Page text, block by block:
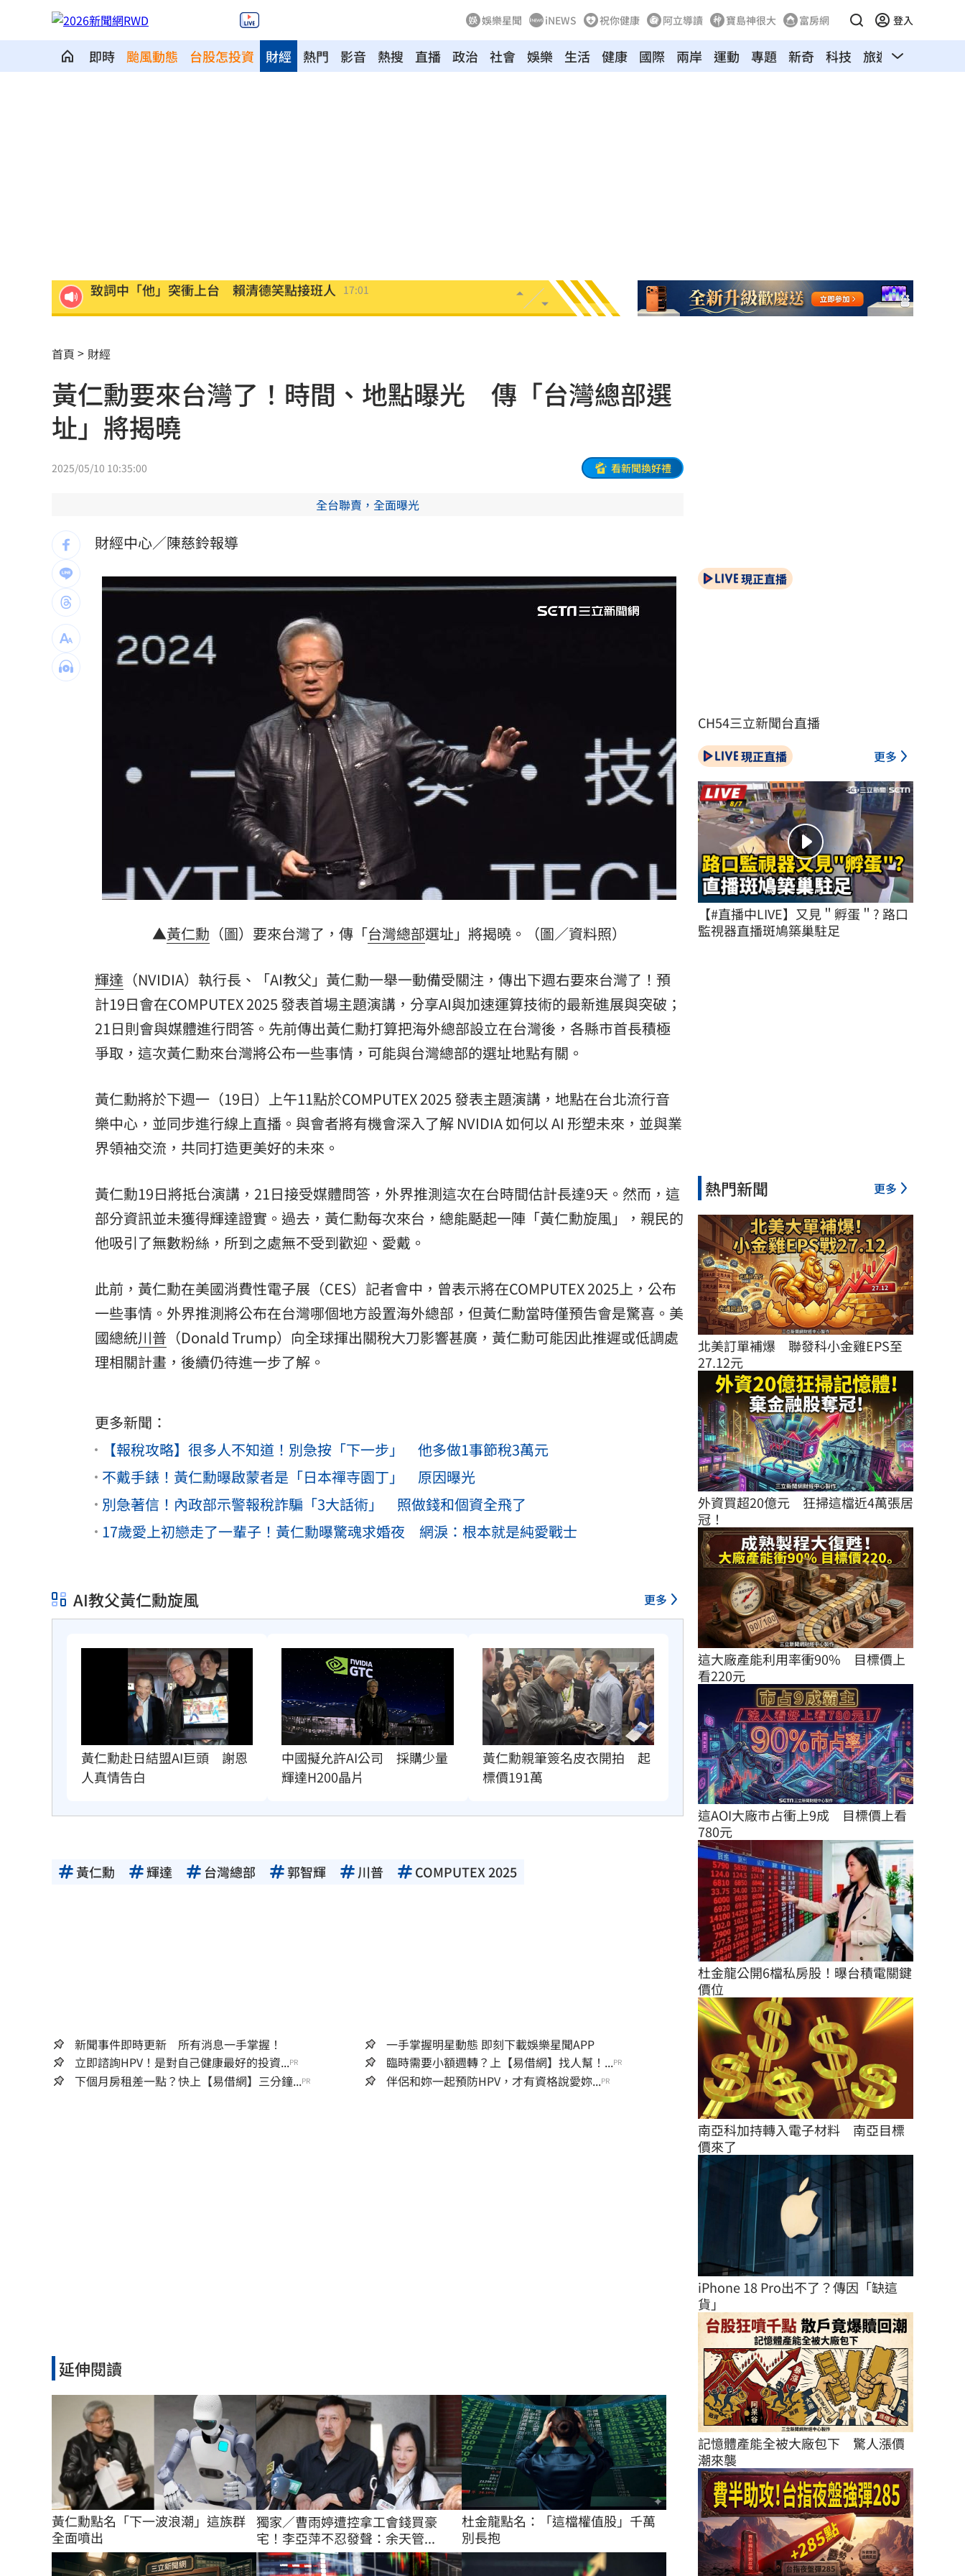
娛樂星聞 iNEWS 祝你健康 阿立導讀 寶島神很大 富房網 登入
即時 颱風動態 台股怎投資 熱門 影音 熱搜 直播 政治 社會 娛樂 生活 健康 國際 兩岸 運動
財經 專題 新奇 科技 旅遊 汽車
星宇航空現增3億股！認股規畫一次看 16:59
投信逆勢挺「這檔」狂掃近7千張奪買超王
Mina同學發聲 揭她19歲半工半讀考上名校 16:53
南港LaLaport鷹架倒塌！北市開罰30萬
台股風向變了！他點3改變：資金往這族群
80歲伯不甩演習硬闖…嗆警：路你家的逆？
泰國14歲少年先殺祖父母再屠6師生 動機曝 16:44
韓韶禧接棒安海瑟薇！搭崔岷植被嫌「嫩」
來台1年賺百萬 韓啦啦隊女神定居台灣 16:42
石崇良、姜至剛驚傳請辭？衛福部回應了 16:39
慈濟遭詐10億 最新聲明：不排除提告求償 16:37
73歲首過父親節 他找亡妻淚：今天好快樂 16:35
20:31
15:27
18:00
商場戰國來臨 台中「頂奢大道」逐漸成形 12:00
台彩父親節推新刮刮樂千萬頭獎超「爸」氣 12:00
8國球員齊聚高雄 Formosa 7s掀足球熱潮 10:00
理想混蛋號召粉絲跨海追星吃美食！ 18:15
首頁 財經
黃仁勳要來台灣了！時間、地點曝光 傳「台灣總部選
址」將揭曉
2025/05/10 10:35:00 看新聞換好禮
全台聯賣，全面曝光
財經中心／陳慈鈴報導
▲黃仁勳 （圖）要來台灣了，傳「台灣總部選址」將揭曉。（圖／資料照）
輝達 （NVIDIA）執行長、「AI教父」黃仁勳一舉一動備受關注，傳出下週右要來台灣了！預
計19日會在COMPUTEX 2025 發表首場主題演講，分享AI與加速運算技術的最新進展與突破；
21日則會與媒體進行問答。先前傳出黃仁勳打算把海外總部設立在台灣後，各縣市首長積極
爭取，這次黃仁勳來台灣將公布一些事情，可能與台灣總部的選址地點有關。
黃仁勳將於下週一（19日）上午11點於COMPUTEX 2025 發表主題演講，地點在台北流行音
樂中心，並同步進行線上直播。與會者將有機會深入了解 NVIDIA 如何以 AI 形塑未來，並與業
界領袖交流，共同打造更美好的未來。
黃仁勳19日將抵台演講，21日接受媒體問答，外界推測這次在台時間估計長達9天。然而，這
部分資訊並未獲得輝達證實。過去，黃仁勳每次來台，總能颳起一陣「黃仁勳旋風」，親民的
他吸引了無數粉絲，所到之處無不受到歡迎、愛戴。
此前，黃仁勳在美國消費性電子展（CES）記者會中，曾表示將在COMPUTEX 2025上，公布
一些事情。外界推測將公布在台灣哪個地方設置海外總部，但黃仁勳當時僅預告會是驚喜。美
國總統川普 （Donald Trump）向全球揮出關稅大刀影響甚廣，黃仁勳可能因此推遲或低調處
理相關計畫，後續仍待進一步了解。
更多新聞：
【報稅攻略】很多人不知道！別急按「下一步」 他多做1事節稅3萬元
不戴手錶！黃仁勳曝啟蒙者是「日本禪寺園丁」 原因曝光
別急著信！內政部示警報稅詐騙「3大話術」 照做錢和個資全飛了
17歲愛上初戀走了一輩子！黃仁勳曝驚魂求婚夜 網淚：根本就是純愛戰士
AI教父黃仁勳旋風 更多
黃仁勳赴日結盟AI巨頭　謝恩
人真情告白
中國擬允許AI公司　採購少量
輝達H200晶片
黃仁勳親筆簽名皮衣開拍　起
標價191萬
黃仁勳 輝達 台灣總部 郭智輝 川普 COMPUTEX 2025
新聞事件即時更新 所有消息一手掌握！
一手掌握明星動態 即刻下載娛樂星聞APP
立即諮詢HPV！是對自己健康最好的投資...PR 臨時需要小額週轉？上【易借網】找人幫！...PR
下個月房租差一點？快上【易借網】三分鐘...PR 伴侶和妳一起預防HPV，才有資格說愛妳...PR
延伸閱讀
黃仁勳點名「下一波浪潮」這族群
全面噴出
獨家／曹雨婷遭控拿工會錢買豪
宅！李亞萍不忍發聲：余天管...
杜金龍點名：「這檔權值股」千萬
別長抱
現正直播
CH54三立新聞台直播
現正直播 更多
【#直播中LIVE】又見＂孵蛋＂? 路口
監視器直播斑鳩築巢駐足
熱門新聞 更多
北美訂單補爆　聯發科小金雞EPS至
27.12元
外資買超20億元　狂掃這檔近4萬張居
冠！
這大廠產能利用率衝90%　目標價上
看220元
這AOI大廠市占衝上9成　目標價上看
780元
杜金龍公開6檔私房股！曝台積電關鍵
價位
南亞科加持轉入電子材料　南亞目標
價來了
iPhone 18 Pro出不了？傳因「缺這
貨」
記憶體產能全被大廠包下　驚人漲價
潮來襲